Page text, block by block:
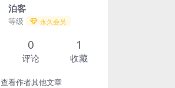
泊客
等级 永久会员
0
评论
1
收藏
查看作者其他文章